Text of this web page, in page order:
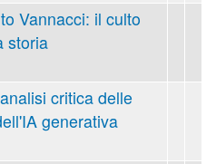
Vannacci: il culto
storia
critica delle
generativa